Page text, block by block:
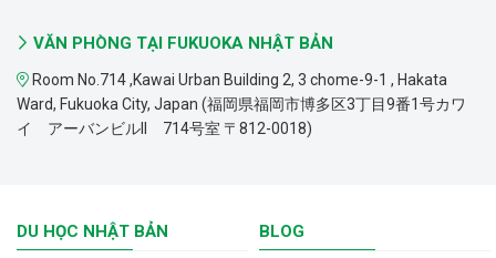
VĂN PHÒNG TẠI FUKUOKA NHẬT BẢN
Room No.714 ,Kawai Urban Building 2, 3 chome-9-1 , Hakata
Ward, Fukuoka City, Japan (福岡県福岡市博多区3丁目9番1号カワ
イ アーバンビルII 714号室 〒812-0018)
DU HỌC NHẬT BẢN BLOG